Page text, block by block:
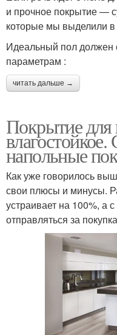
и прочное покрытие —
которые мы выделили в
Идеальный пол должен
параметрам :
читать дальше →
Покрытие для
напольные
Как уже говорилось
свои плюсы и минусы.
устраивает на 100%, а
отправляться за